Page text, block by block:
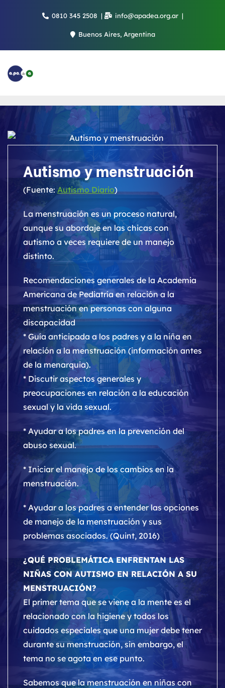
0810 345 2508 info@apadea.org.ar
Buenos Aires, Argentina
Autismo y menstruación
(Fuente: Autismo Diario)
La menstruación es un proceso natural,
aunque su abordaje en las chicas con
autismo a veces requiere de un manejo
distinto.
Recomendaciones generales de la Academia
Americana de Pediatría en relación a la
menstruación en personas con alguna
discapacidad
* Guía anticipada a los padres y a la niña en
relación a la menstruación (información antes
de la menarquia).
* Discutir aspectos generales y
preocupaciones en relación a la educación
sexual y la vida sexual.
* Ayudar a los padres en la prevención del
abuso sexual.
* Iniciar el manejo de los cambios en la
menstruación.
* Ayudar a los padres a entender las opciones
de manejo de la menstruación y sus
problemas asociados. (Quint, 2016)
¿QUÉ PROBLEMÁTICA ENFRENTAN LAS
NIÑAS CON AUTISMO EN RELACIÓN A SU
MENSTRUACIÓN?
El primer tema que se viene a la mente es el
relacionado con la higiene y todos los
cuidados especiales que una mujer debe tener
durante su menstruación, sin embargo, el
tema no se agota en ese punto.
Sabemos que la menstruación en niñas con